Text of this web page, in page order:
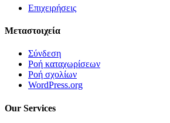
Επιχειρήσεις
Μεταστοιχεία
Σύνδεση
Ροή καταχωρίσεων
Ροή σχολίων
WordPress.org
Our Services